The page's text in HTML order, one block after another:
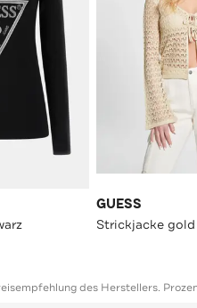
GUESS
Strickjacke gold
des Herstellers.